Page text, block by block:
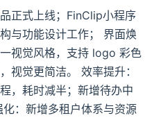
正式上线；FinClip小程序
与功能设计工作； 界面焕
视觉风格，支持 logo 彩色
视觉更简洁。 效率提升：
，耗时减半；新增待办中
：新增多租户体系与资源
咨询商务报价或私有